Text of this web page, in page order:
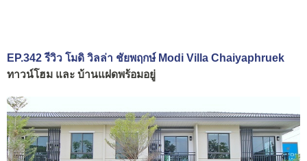
EP.342 รีวิว โมดิ วิลล่า ชัยพฤกษ์ Modi Villa Chaiyaphruek
ทาวน์โฮม และ บ้านแฝดพร้อมอยู่